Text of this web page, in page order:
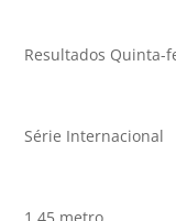
Resultados Quinta-
Série Internacional
1.45 metro